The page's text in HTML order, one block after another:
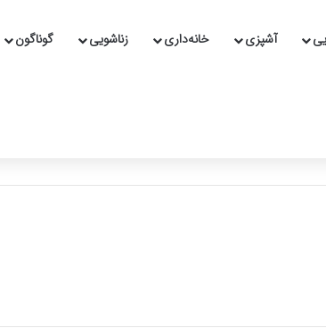
آشپزی خانه‌داری زناشویی گوناگون